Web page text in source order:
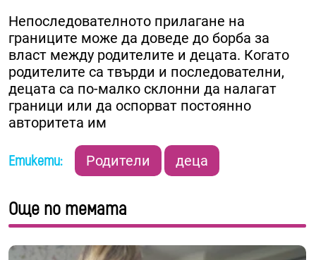
Непоследователното прилагане на
границите може да доведе до борба за
власт между родителите и децата. Когато
родителите са твърди и последователни,
децата са по-малко склонни да налагат
граници или да оспорват постоянно
авторитета им
Етикети: Родители деца
Още по темата